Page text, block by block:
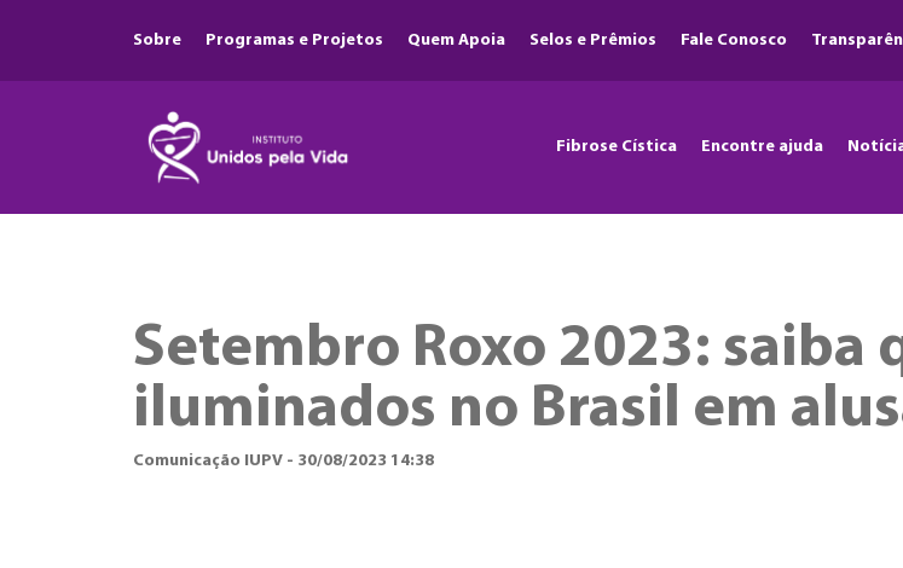
Sobre Programas e Projetos Quem Apoia Selos e Prêmios Fale Conosco
Fibrose Cística Encontre ajuda
Setembro Roxo 2023: saiba
iluminados no Brasil em
Comunicação IUPV - 30/08/2023 14:38